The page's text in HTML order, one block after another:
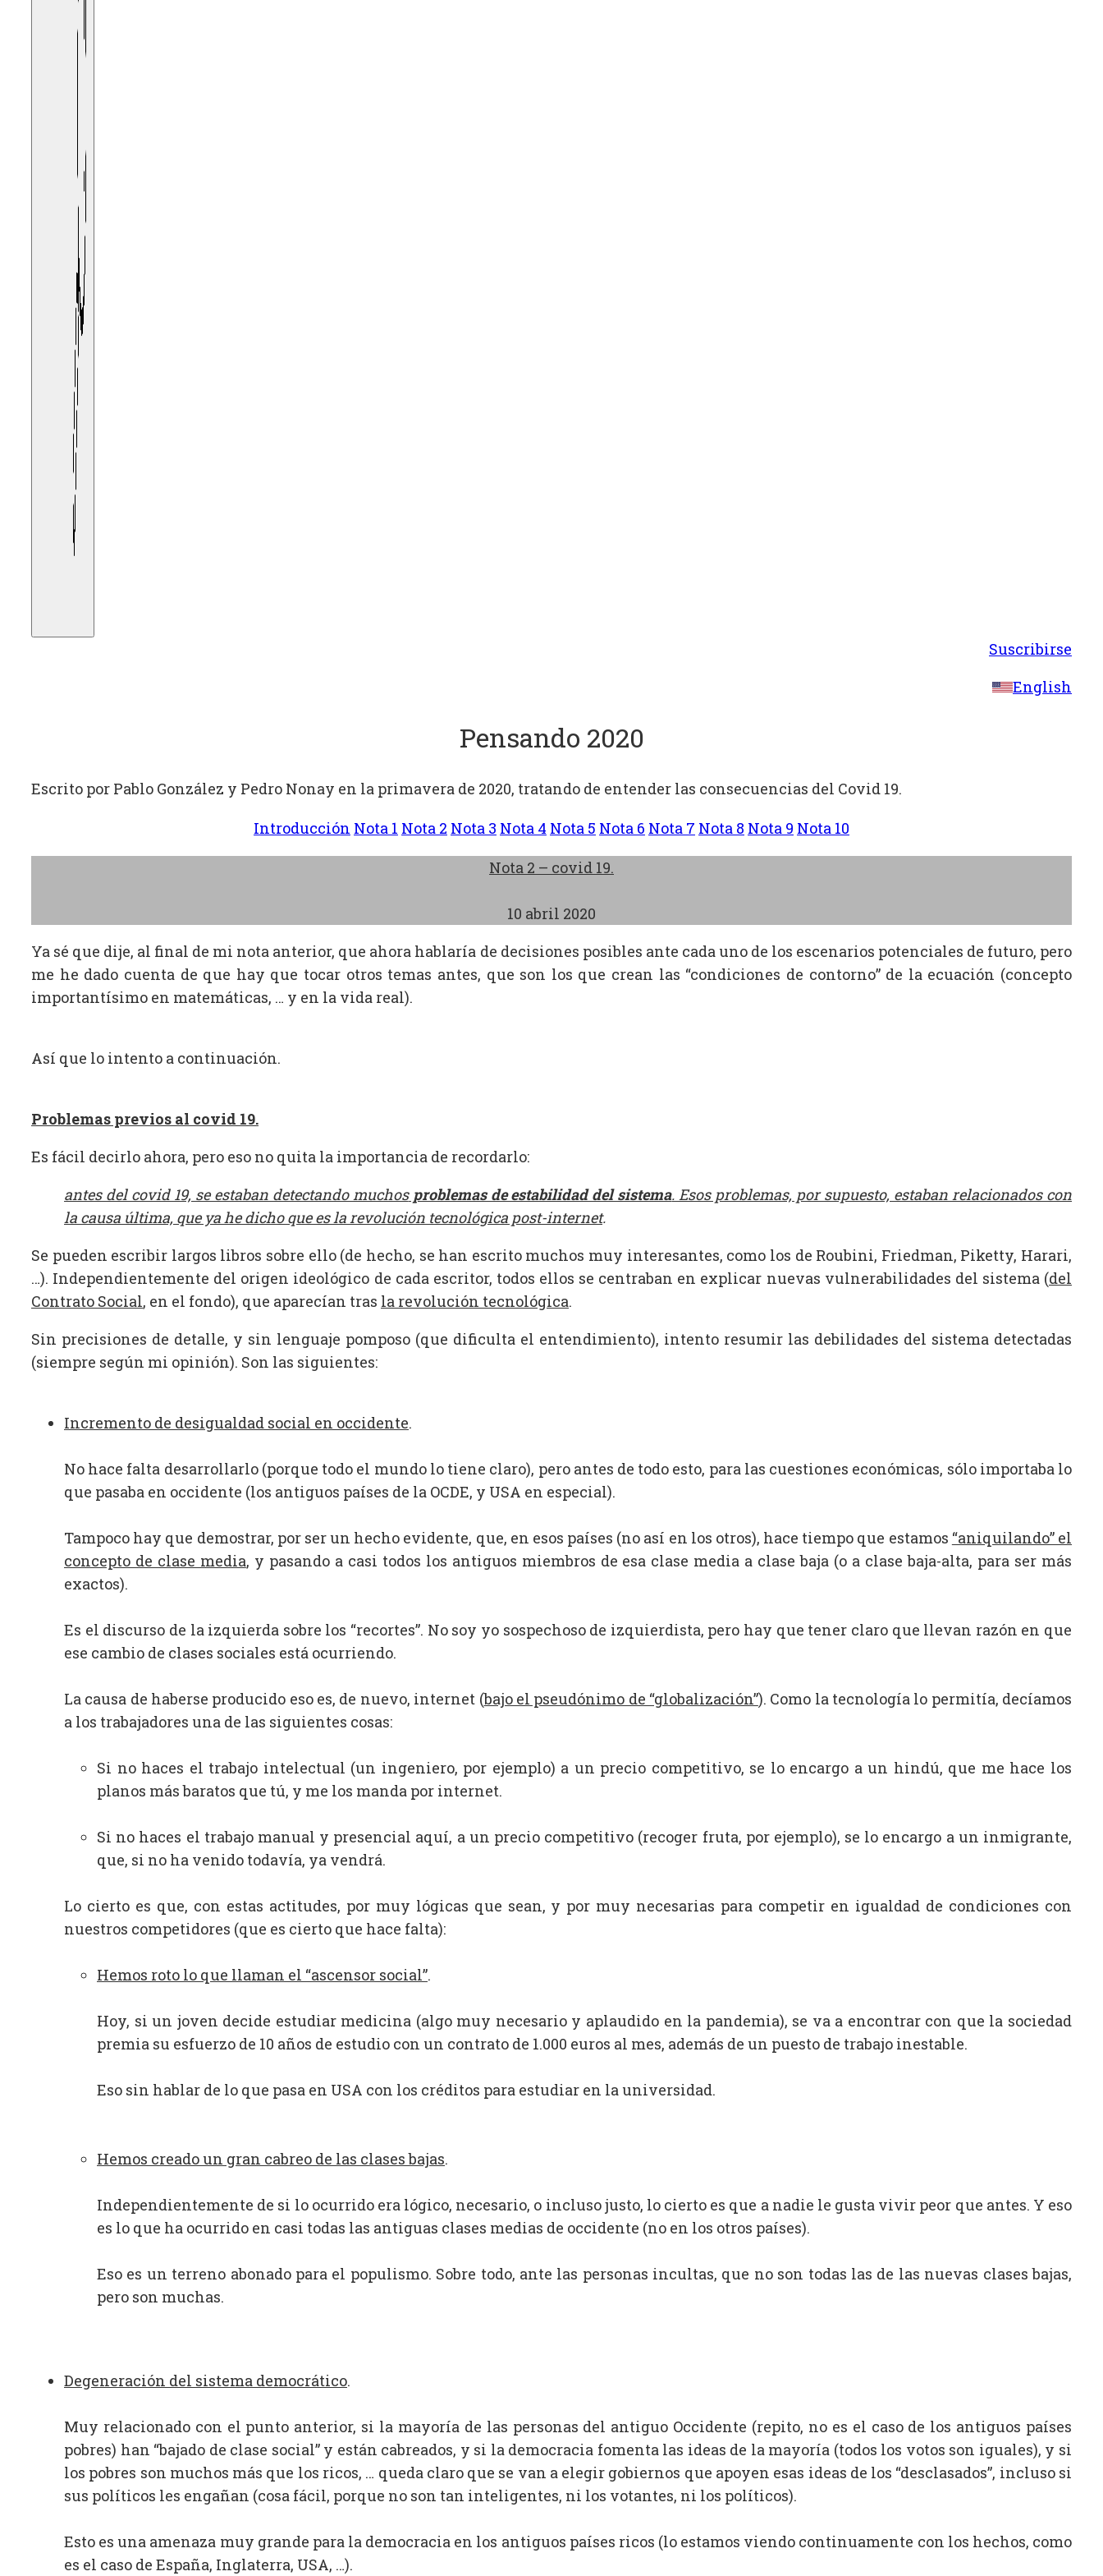
Suscribirse
English
Pensando 2020
Escrito por Pablo González y Pedro Nonay en la primavera de 2020, tratando de entender las consecuencias del Covid 19.
Introducción Nota 1 Nota 2 Nota 3 Nota 4 Nota 5 Nota 6 Nota 7 Nota 8 Nota 9 Nota 10
Nota 2 – covid 19.
10 abril 2020
Ya sé que dije, al final de mi nota anterior, que ahora hablaría de decisiones posibles ante cada uno de los escenarios potenciales de futuro, pero
me he dado cuenta de que hay que tocar otros temas antes, que son los que crean las “condiciones de contorno” de la ecuación (concepto
importantísimo en matemáticas, … y en la vida real).
Así que lo intento a continuación.
Problemas previos al covid 19.
Es fácil decirlo ahora, pero eso no quita la importancia de recordarlo:
antes del covid 19, se estaban detectando muchosproblemas de estabilidad del sistema. Esos problemas, por supuesto, estaban relacionados con
la causa última, que ya he dicho que es la revolución tecnológica post-internet.
Se pueden escribir largos libros sobre ello (de hecho, se han escrito muchos muy interesantes, como los de Roubini, Friedman, Piketty, Harari,
…). Independientemente del origen ideológico de cada escritor, todos ellos se centraban en explicar nuevas vulnerabilidades del sistema (del
Contrato Social, en el fondo), que aparecían tras la revolución tecnológica.
Sin precisiones de detalle, y sin lenguaje pomposo (que dificulta el entendimiento), intento resumir las debilidades del sistema detectadas
(siempre según mi opinión). Son las siguientes:
Incremento de desigualdad social en occidente.
No hace falta desarrollarlo (porque todo el mundo lo tiene claro), pero antes de todo esto, para las cuestiones económicas, sólo importaba lo
que pasaba en occidente (los antiguos países de la OCDE, y USA en especial).
Tampoco hay que demostrar, por ser un hecho evidente, que, en esos países (no así en los otros), hace tiempo que estamos “aniquilando” el
concepto de clase media, y pasando a casi todos los antiguos miembros de esa clase media a clase baja (o a clase baja-alta, para ser más
exactos).
Es el discurso de la izquierda sobre los “recortes”. No soy yo sospechoso de izquierdista, pero hay que tener claro que llevan razón en que
ese cambio de clases sociales está ocurriendo.
La causa de haberse producido eso es, de nuevo, internet (bajo el pseudónimo de “globalización”). Como la tecnología lo permitía, decíamos
a los trabajadores una de las siguientes cosas:
Si no haces el trabajo intelectual (un ingeniero, por ejemplo) a un precio competitivo, se lo encargo a un hindú, que me hace los
planos más baratos que tú, y me los manda por internet.
Si no haces el trabajo manual y presencial aquí, a un precio competitivo (recoger fruta, por ejemplo), se lo encargo a un inmigrante,
que, si no ha venido todavía, ya vendrá.
Lo cierto es que, con estas actitudes, por muy lógicas que sean, y por muy necesarias para competir en igualdad de condiciones con
nuestros competidores (que es cierto que hace falta):
Hemos roto lo que llaman el “ascensor social”.
Hoy, si un joven decide estudiar medicina (algo muy necesario y aplaudido en la pandemia), se va a encontrar con que la sociedad
premia su esfuerzo de 10 años de estudio con un contrato de 1.000 euros al mes, además de un puesto de trabajo inestable.
Eso sin hablar de lo que pasa en USA con los créditos para estudiar en la universidad.
Hemos creado un gran cabreo de las clases bajas.
Independientemente de si lo ocurrido era lógico, necesario, o incluso justo, lo cierto es que a nadie le gusta vivir peor que antes. Y eso
es lo que ha ocurrido en casi todas las antiguas clases medias de occidente (no en los otros países).
Eso es un terreno abonado para el populismo. Sobre todo, ante las personas incultas, que no son todas las de las nuevas clases bajas,
pero son muchas.
Degeneración del sistema democrático.
Muy relacionado con el punto anterior, si la mayoría de las personas del antiguo Occidente (repito, no es el caso de los antiguos países
pobres) han “bajado de clase social” y están cabreados, y si la democracia fomenta las ideas de la mayoría (todos los votos son iguales), y si
los pobres son muchos más que los ricos, … queda claro que se van a elegir gobiernos que apoyen esas ideas de los “desclasados”, incluso si
sus políticos les engañan (cosa fácil, porque no son tan inteligentes, ni los votantes, ni los políticos).
Esto es una amenaza muy grande para la democracia en los antiguos países ricos (lo estamos viendo continuamente con los hechos, como
es el caso de España, Inglaterra, USA, …).